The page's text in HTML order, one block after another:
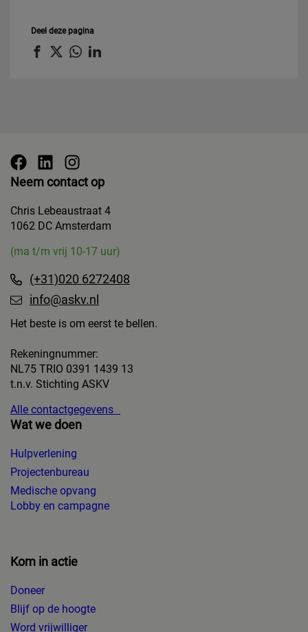
Deel deze pagina
Neem contact op
Chris Lebeaustraat 4
1062 DC Amsterdam
(ma t/m vrij 10-17 uur)
(+31)020 6272408
info@askv.nl
Het beste is om eerst te bellen.
Rekeningnummer:
NL75 TRIO 0391 1439 13
t.n.v. Stichting ASKV
Alle contactgegevens
Wat we doen
Hulpverlening
Projectenbureau
Medische opvang
Lobby en campagne
Kom in actie
Doneer
Blijf op de hoogte
Word vrijwilliger